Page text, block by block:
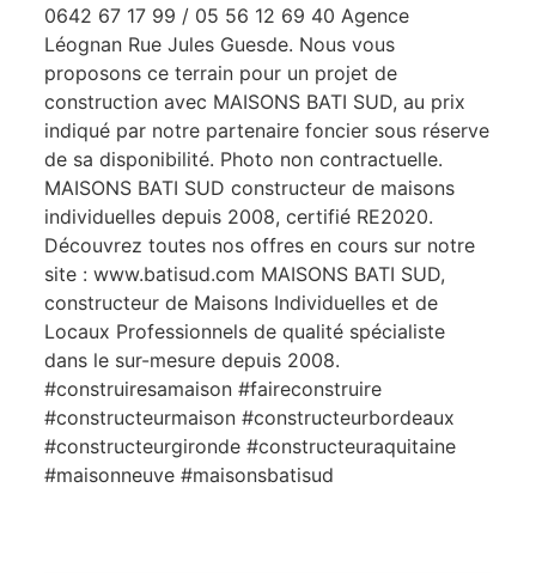
0642 67 17 99 / 05 56 12 69 40 Agence
Léognan Rue Jules Guesde. Nous vous
proposons ce terrain pour un projet de
construction avec MAISONS BATI SUD, au prix
indiqué par notre partenaire foncier sous réserve
de sa disponibilité. Photo non contractuelle.
MAISONS BATI SUD constructeur de maisons
individuelles depuis 2008, certifié RE2020.
Découvrez toutes nos offres en cours sur notre
site : www.batisud.com MAISONS BATI SUD,
constructeur de Maisons Individuelles et de
Locaux Professionnels de qualité spécialiste
dans le sur-mesure depuis 2008.
#construiresamaison #faireconstruire
#constructeurmaison #constructeurbordeaux
#constructeurgironde #constructeuraquitaine
#maisonneuve #maisonsbatisud